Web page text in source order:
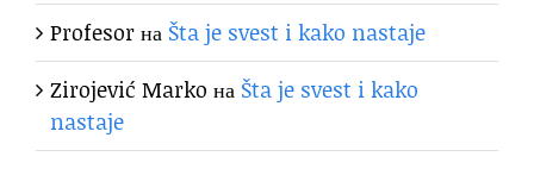
Profesorна Šta je svest i kako nastaje
Zirojević Marko на Šta je svest i kako
nastaje